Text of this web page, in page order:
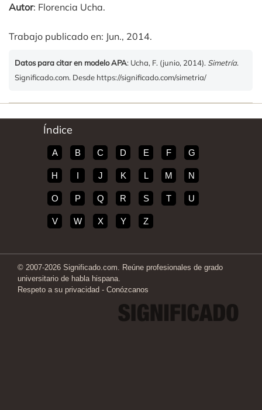
Autor: Florencia Ucha.
Trabajo publicado en: Jun., 2014.
Datos para citar en modelo APA: Ucha, F. (junio, 2014). Simetría.
Significado.com. Desde https://significado.com/simetria/
Índice
A B C D E F G
H I J K L M N
O P Q R S T U
V W X Y Z
© 2007-2026 Significado.com. Reúne profesionales de grado
universitario de habla hispana.
Respeto a su privacidad - Conózcanos